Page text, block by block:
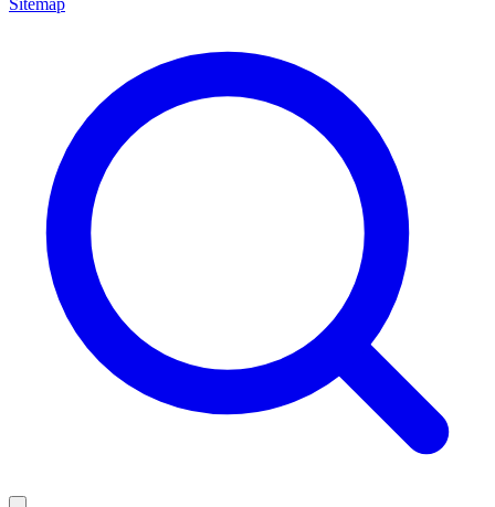
Sitemap